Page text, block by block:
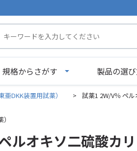
規格からさがす 製品の選
亜DKK装置用試薬） > 試薬1 2W/V％ ペ
ルオキソ二硫酸カ